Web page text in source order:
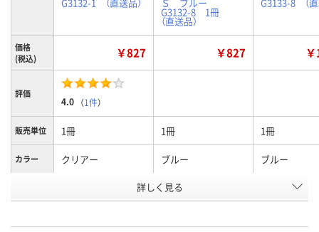
G3132-8 1冊
（直送品）
価格
(税込)
￥827 ￥827
評価
4.0 （1件）
販売単位 1冊 1冊 1冊
カラー クリアー ブルー ブルー
B4タテ
号
詳しく見る